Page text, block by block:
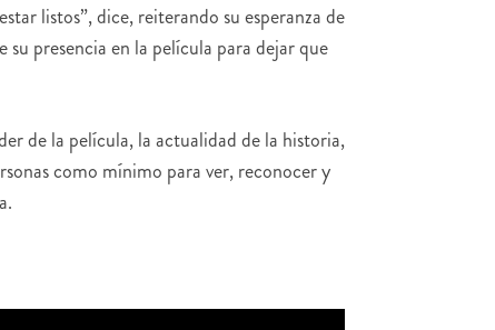
listos”, dice, reiterando su esperanza de
presencia en la película para dejar que
de la película, la actualidad de la historia,
como mínimo para ver, reconocer y